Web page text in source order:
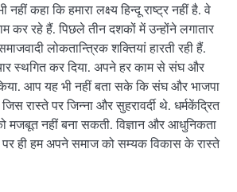
कहा कि हमारा लक्ष्य हिन्दू राष्ट्र नहीं है. वे
कर रहे हैं. पिछले तीन दशकों में उन्होंने लगातार
लोकतान्त्रिक शक्तियां हारती रही हैं.
स्थगित कर दिया. अपने हर काम से संघ और
आप यह भी नहीं बता सके कि संघ और भाजपा
रास्ते पर जिन्ना और सुहरावर्दी थे. धर्मकेंद्रित
मजबूत नहीं बना सकती. विज्ञान और आधुनिकता
ही हम अपने समाज को सम्यक विकास के रास्ते